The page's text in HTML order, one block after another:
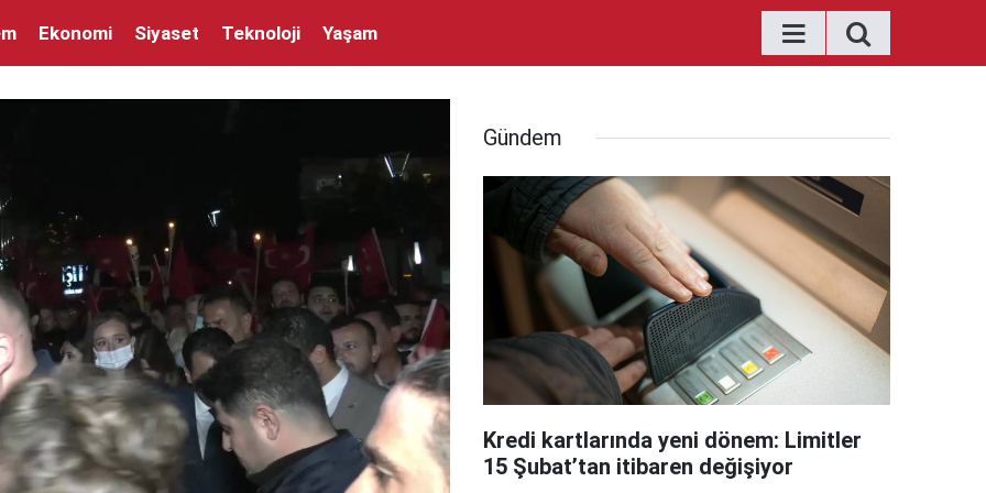
Ekonomi Siyaset Teknoloji Yaşam
Gündem
Kredi kartlarında yeni dönem: Limitler
15 Şubat’tan itibaren değişiyor